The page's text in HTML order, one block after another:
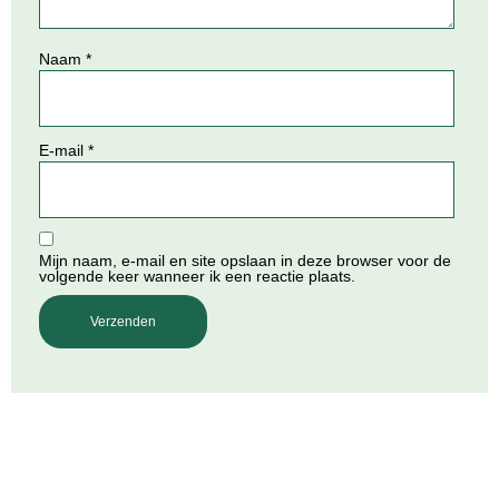
Naam *
E-mail *
Mijn naam, e-mail en site opslaan in deze browser voor de
volgende keer wanneer ik een reactie plaats.